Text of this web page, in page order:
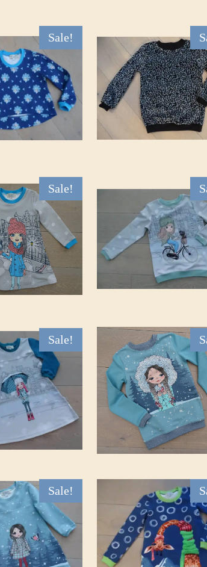
Sale!
Sale!
Sale!
Sale!